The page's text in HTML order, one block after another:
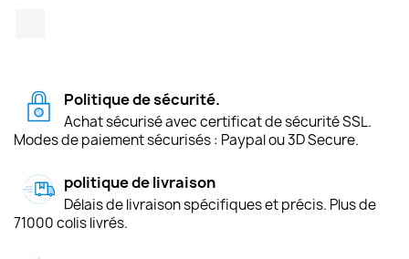
Politique de sécurité.
Achat sécurisé avec certificat de sécurité SSL.
Modes de paiement sécurisés : Paypal ou 3D Secure.
politique de livraison
Délais de livraison spécifiques et précis. Plus de
71000 colis livrés.